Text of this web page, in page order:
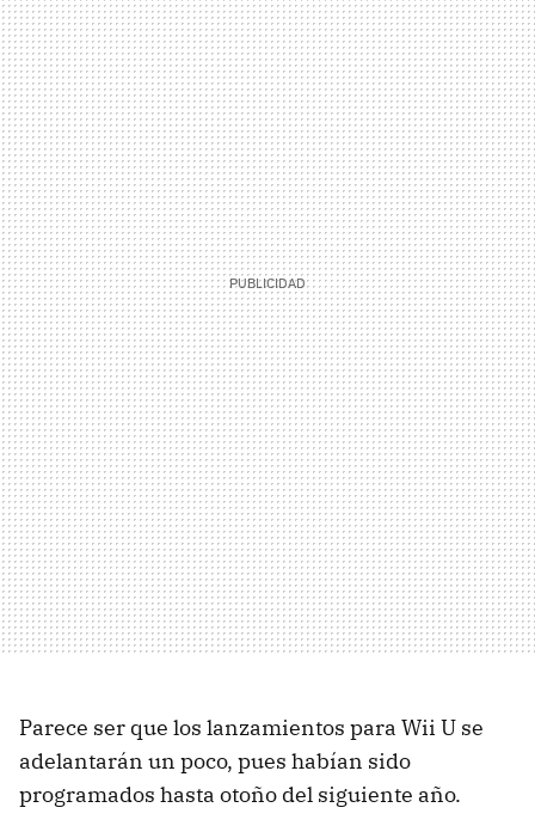
Parece ser que los lanzamientos para Wii U se
adelantarán un poco, pues habían sido
programados hasta otoño del siguiente año.